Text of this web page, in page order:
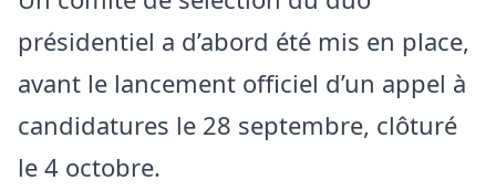
présidentiel a d’abord été mis en place,
avant le lancement officiel d’un appel à
candidatures le 28 septembre, clôturé
le 4 octobre.